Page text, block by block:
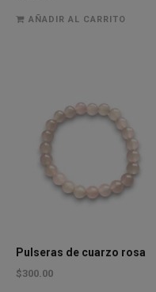
AÑADIR AL CARRITO
Pulseras de cuarzo rosa
$300.00